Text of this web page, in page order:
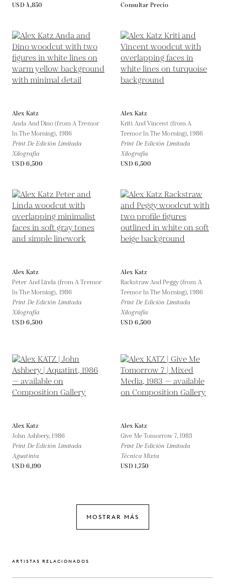
USD 4,850
Consultar Precio
Alex Katz
Anda And Dino (from A Tremor
In The Morning), 1986
Print De Edición Limitada
Xilografía
USD 6,500
Alex Katz
Kriti And Vincent (from A
Tremor In The Morning),1986
Print De Edición Limitada
Xilografía
USD 6,500
Alex Katz
Peter And Linda (from A Tremor
In The Morning), 1986
Print De Edición Limitada
Xilografía
USD 6,500
Alex Katz
Rackstraw And Peggy (from A
Tremor In The Morning),1986
Print De Edición Limitada
Xilografía
USD 6,500
Alex Katz
John Ashbery,1986
Print De Edición Limitada
Aguatinta
USD 6,190
Alex Katz
Give Me Tomorrow 7, 1983
Print De Edición Limitada
Técnica Mixta
USD 1,750
MOSTRAR MÁS
ARTISTAS RELACIONADOS